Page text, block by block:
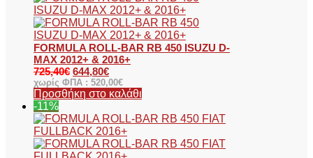
FORMULA ROLL-BAR RB 450 ISUZU D-
MAX 2012+ & 2016+
725,40€ 644,80€
χωρίς ΦΠΑ : 520,00€
Προσθήκη στο καλάθι
-11%